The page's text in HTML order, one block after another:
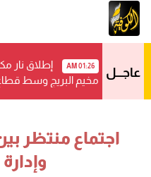
عاجـــل 01:26 AM
إطلاق نار
مخيم البريج وسط
اجتماع منتظر